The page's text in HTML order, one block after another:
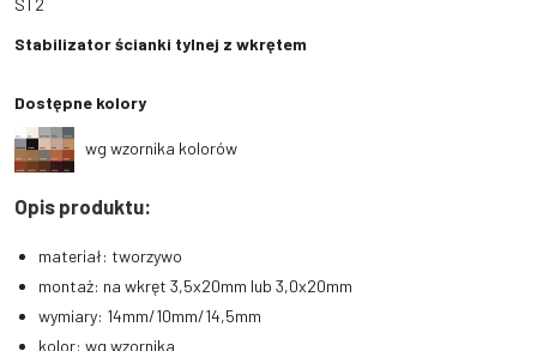
ST2
Stabilizator ścianki tylnej z wkrętem
Dostępne kolory
wg wzornika kolorów
Opis produktu:
materiał: tworzywo
montaż: na wkręt 3,5x20mm lub 3,0x20mm
wymiary: 14mm/10mm/14,5mm
kolor: wg wzornika